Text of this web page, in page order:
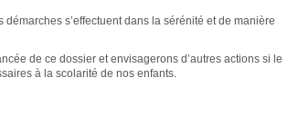
s’effectuent dans la sérénité et de manière
de ce dossier et envisagerons d’autres actions si le
à la scolarité de nos enfants.